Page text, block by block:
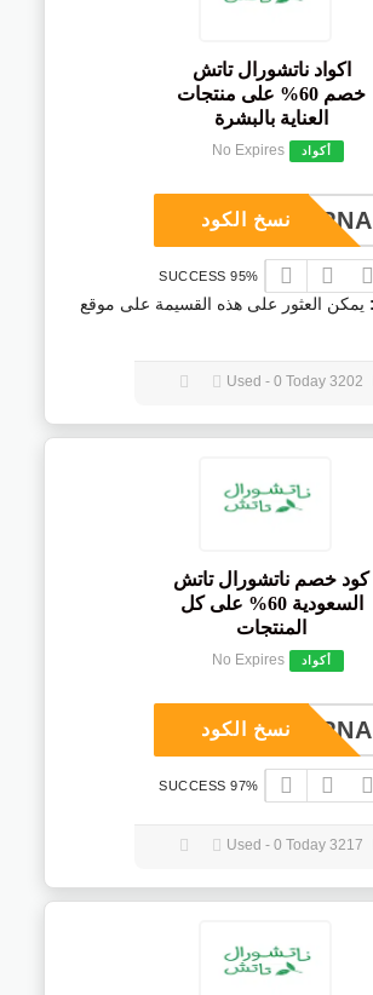
اكواد ناتشورال تاتش
خصم 60% على منتجات
العناية بالبشرة
أكواد No Expires
COUPNAنسخ الكود
95% SUCCESS
يمكن العثور على هذه القسيمة على موقع
كود خصم ناتشورال تاتش
السعودية 60% على كل
المنتجات
أكواد No Expires
COUPNAنسخ الكود
97% SUCCESS